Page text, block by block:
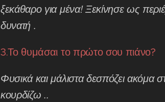
ξεκάθαρο για μένα! Ξεκίνησε ως
δυνατή .
3.Το θυμάσαι το πρώτο σου πιάνο?
Φυσικά και μάλιστα δεσπόζει ακόμα
κουρδίζω ..